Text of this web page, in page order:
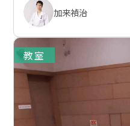
加来禎治
教室